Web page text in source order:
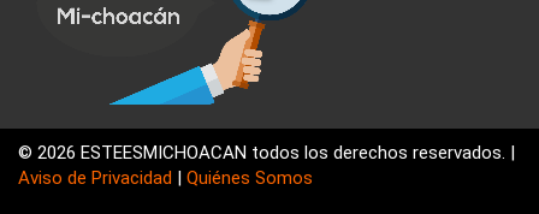
© 2026 ESTEESMICHOACAN todos los derechos reservados. |
Aviso de Privacidad | Quiénes Somos